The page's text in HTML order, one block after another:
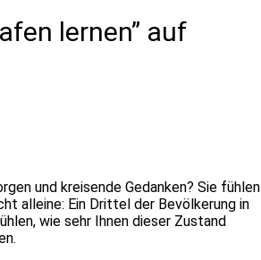
lernen” auf
und kreisende Gedanken? Sie fühlen
alleine: Ein Drittel der Bevölkerung in
wie sehr Ihnen dieser Zustand